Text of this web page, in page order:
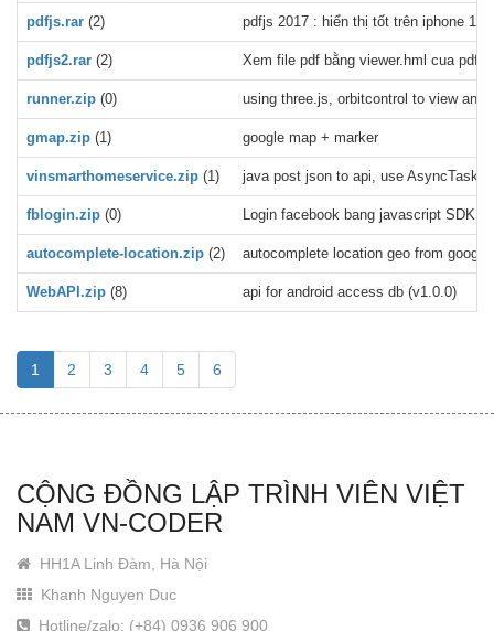
pdfjs.rar (2) pdfjs 2017 : hiển thị tốt trên iphone
pdfjs2.rar (2) Xem file pdf bằng viewer.hml cua
runner.zip (0) using three.js, orbitcontrol to view an
gmap.zip (1) google map + marker
vinsmarthomeservice.zip (1) java post json to api, use AsyncTask,
fblogin.zip (0) Login facebook bang javascript SDK
autocomplete-location.zip (2) autocomplete location geo from
WebAPI.zip (8) api for android access db (v1.0.0)
1 2 3 4 5 6
CỘNG ĐỒNG LẬP TRÌNH VIÊN VIỆT
NAM VN-CODER
HH1A Linh Đàm, Hà Nội
Khanh Nguyen Duc
Hotline/zalo: (+84) 0936 906 900